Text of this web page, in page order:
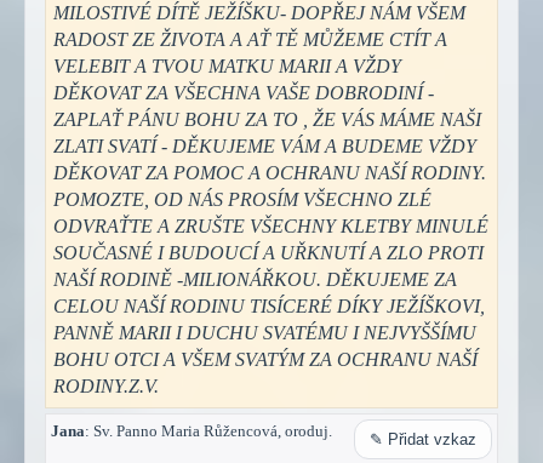
MILOSTIVÉ DÍTĚ JEŽÍŠKU- DOPŘEJ NÁM VŠEM
RADOST ZE ŽIVOTA A AŤ TĚ MŮŽEME CTÍT A
VELEBIT A TVOU MATKU MARII A VŽDY
DĚKOVAT ZA VŠECHNA VAŠE DOBRODINÍ -
ZAPLAŤ PÁNU BOHU ZA TO , ŽE VÁS MÁME NAŠI
ZLATI SVATÍ - DĚKUJEME VÁM A BUDEME VŽDY
DĚKOVAT ZA POMOC A OCHRANU NAŠÍ RODINY.
POMOZTE, OD NÁS PROSÍM VŠECHNO ZLÉ
ODVRAŤTE A ZRUŠTE VŠECHNY KLETBY MINULÉ
SOUČASNÉ I BUDOUCÍ A UŘKNUTÍ A ZLO PROTI
NAŠÍ RODINĚ -MILIONÁŘKOU. DĚKUJEME ZA
CELOU NAŠÍ RODINU TISÍCERÉ DÍKY JEŽÍŠKOVI,
PANNĚ MARII I DUCHU SVATÉMU I NEJVYŠŠÍMU
BOHU OTCI A VŠEM SVATÝM ZA OCHRANU NAŠÍ
RODINY.Z.V.
Jana: Sv. Panno Maria Růžencová, oroduj. ✎ Přidat vzkaz